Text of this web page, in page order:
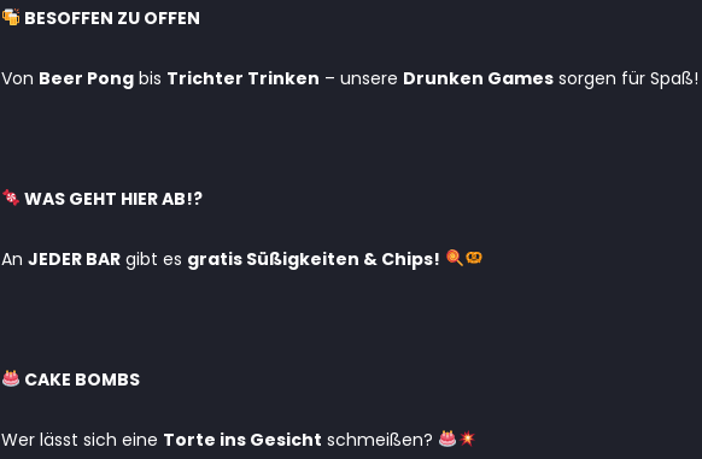
BESOFFEN ZU OFFEN
Von Beer Pong bis Trichter Trinken – unsere Drunken Games sorgen für Spaß!
WAS GEHT HIER AB!?
An JEDER BAR gibt es gratis Süßigkeiten & Chips!
CAKE BOMBS
Wer lässt sich eine Torte ins Gesicht schmeißen?